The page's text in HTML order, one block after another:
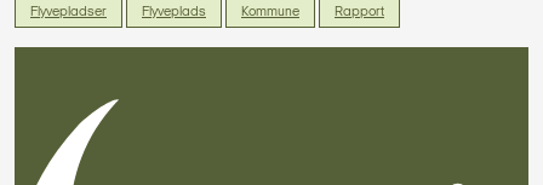
Flyvepladser Flyveplads Kommune Rapport